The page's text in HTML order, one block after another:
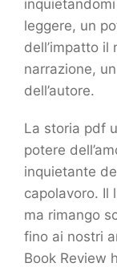
leggere, un
dell’impatto il
narrazione,
dell’autore.
La storia pdf
potere
inquietante
capolavoro. Il
ma rimango
fino ai nostri
Book Review